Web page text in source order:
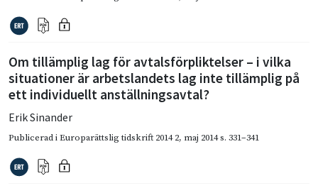
Om tillämplig lag för avtalsförpliktelser – i vilka
situationer är arbetslandets lag inte tillämplig på
ett individuellt anställningsavtal?
Erik Sinander
Publicerad iEuroparättslig tidskrift 2014 2, maj 2014s. 331–341